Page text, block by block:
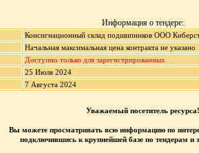
Информация о тендере:
Консигнационный склад подшипников ООО
Начальная максимальная цена контракта не указано
Доступно только для зарегистрированных
25 Июля 2024
7 Августа 2024
Уважаемый посетитель ресурса!
Вы можете просматривать всю информацию по
подключившись к крупнейшей базе по тендерам и